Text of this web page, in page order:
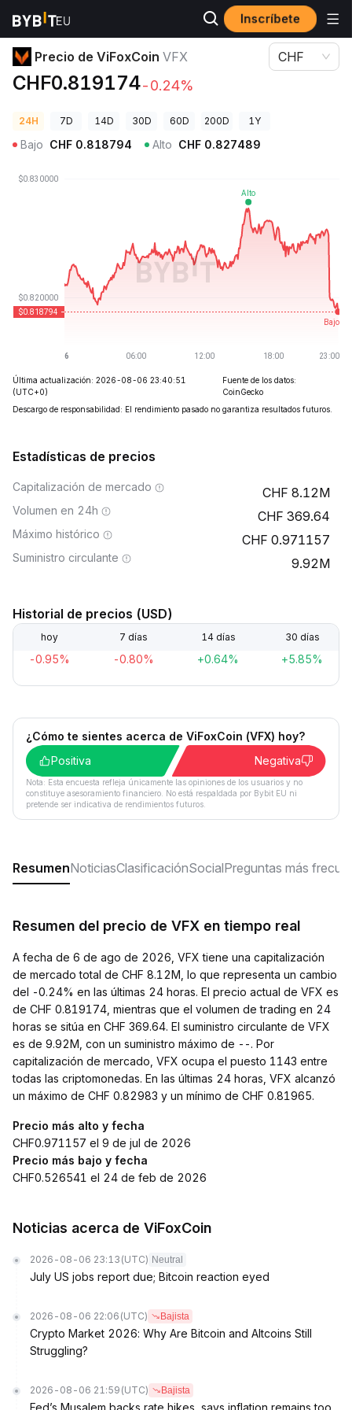
Inscríbete
Precios de Criptomonedas Precio de ViFoxCoin VFX
Precio de ViFoxCoin VFX
CHF0.819174-0.24%
CHF
24H 7D 14D 30D 60D 200D 1Y
Bajo CHF 0.818794 Alto CHF 0.827489
Última actualización: 2026-08-06 23:40:51
(UTC+0)
Fuente de los datos:
CoinGecko
Descargo de responsabilidad: El rendimiento pasado no garantiza resultados futuros.
Estadísticas de precios
Capitalización de mercado 8.12M
Volumen en 24h 369.64
Máximo histórico 0.971157
Suministro circulante 9.92M
Historial de precios (USD)
hoy 7 días 14 días 30 días
-0.95% -0.80% +0.64% +5.85%
¿Cómo te sientes acerca de ViFoxCoin (VFX) hoy?
Positiva
Negativa
Nota: Esta encuesta refleja únicamente las opiniones de los usuarios y no
constituye asesoramiento financiero. No está respaldada por Bybit EU ni
pretende ser indicativa de rendimientos futuros.
ResumenNoticiasClasificaciónSocialPreguntas más
Resumen del precio de VFX en tiempo real
A fecha de 6 de ago de 2026, VFX tiene una capitalización
de mercado total de CHF 8.12M, lo que representa un cambio
del -0.24% en las últimas 24 horas. El precio actual de VFX es
de CHF 0.819174, mientras que el volumen de trading en 24
horas se sitúa en CHF 369.64. El suministro circulante de VFX
es de 9.92M, con un suministro máximo de --. Por
capitalización de mercado, VFX ocupa el puesto 1143 entre
todas las criptomonedas. En las últimas 24 horas, VFX alcanzó
un máximo de CHF 0.82983 y un mínimo de CHF 0.81965.
Precio más alto y fecha
CHF0.971157 el 9 de jul de 2026
Precio más bajo y fecha
CHF0.526541 el 24 de feb de 2026
Noticias acerca de ViFoxCoin
2026-08-06 23:13 (UTC) Neutral
July US jobs report due; Bitcoin reaction eyed
2026-08-06 22:06 (UTC) Bajista
Crypto Market 2026: Why Are Bitcoin and Altcoins Still
Struggling?
2026-08-06 21:59 (UTC) Bajista
Fed’s Musalem backs rate hikes, says inflation remains too